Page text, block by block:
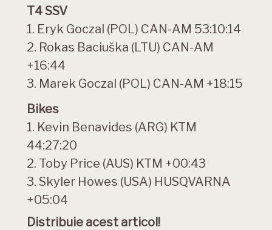
T4 SSV
1. Eryk Goczal (POL) CAN-AM 53:10:14
2. Rokas Baciuška (LTU) CAN-AM
+16:44
3. Marek Goczal (POL) CAN-AM +18:15
Bikes
1. Kevin Benavides (ARG) KTM
44:27:20
2. Toby Price (AUS) KTM +00:43
3. Skyler Howes (USA) HUSQVARNA
+05:04
Distribuie acest articol!